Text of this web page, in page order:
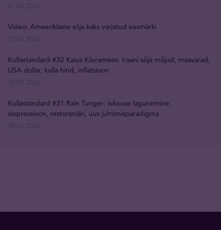
Video: Ameeriklaste sõja kaks varjatud eesmärki
Kullastandard #32 Kaius Kiivramees: Iraani sõja mõjud, maavarad,
USA dollar, kulla hind, inflatsioon
Kullastandard #31 Rain Tunger: isiksuse lagunemine,
depressioon, restoraniäri, uus juhtimisparadigma